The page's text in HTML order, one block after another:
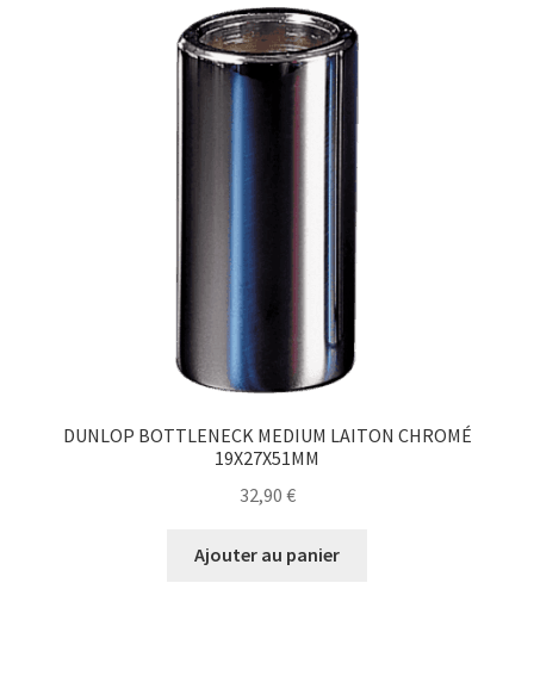
DUNLOP BOTTLENECK MEDIUM LAITON CHROMÉ
19X27X51MM
32,90 €
Ajouter au panier